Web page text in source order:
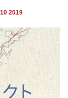
2019